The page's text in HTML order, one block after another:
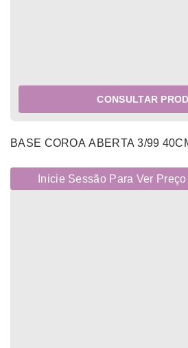
CONSULTAR
BASE COROA ABERTA 3/99
Inicie Sessão Para Ver Preço